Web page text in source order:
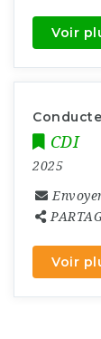
Voir
CDI
2025
Voir